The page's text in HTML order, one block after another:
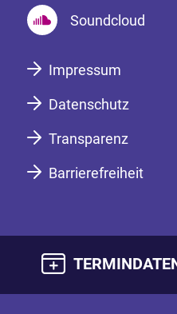
Soundcloud
Impressum
Datenschutz
Transparenz
Barrierefreiheit